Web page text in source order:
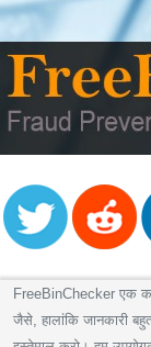
FreeBinChecker एक
जैसे, हालांकि जानकारी